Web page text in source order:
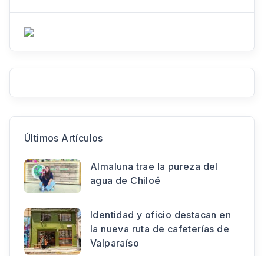
Últimos Artículos
Almaluna trae la pureza del
agua de Chiloé
Identidad y oficio destacan en
la nueva ruta de cafeterías de
Valparaíso